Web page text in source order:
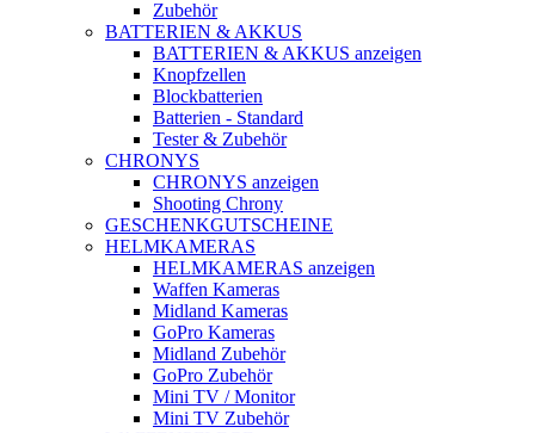
Zubehör
BATTERIEN & AKKUS
BATTERIEN & AKKUS anzeigen
Knopfzellen
Blockbatterien
Batterien - Standard
Tester & Zubehör
CHRONYS
CHRONYS anzeigen
Shooting Chrony
GESCHENKGUTSCHEINE
HELMKAMERAS
HELMKAMERAS anzeigen
Waffen Kameras
Midland Kameras
GoPro Kameras
Midland Zubehör
GoPro Zubehör
Mini TV / Monitor
Mini TV Zubehör